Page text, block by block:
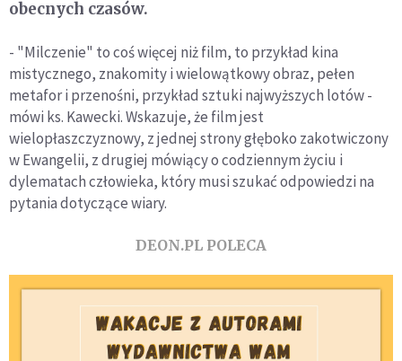
obecnych czasów.
- "Milczenie" to coś więcej niż film, to przykład kina
mistycznego, znakomity i wielowątkowy obraz, pełen
metafor i przenośni, przykład sztuki najwyższych lotów -
mówi ks. Kawecki. Wskazuje, że film jest
wielopłaszczyznowy, z jednej strony głęboko zakotwiczony
w Ewangelii, z drugiej mówiący o codziennym życiu i
dylematach człowieka, który musi szukać odpowiedzi na
pytania dotyczące wiary.
DEON.PL POLECA